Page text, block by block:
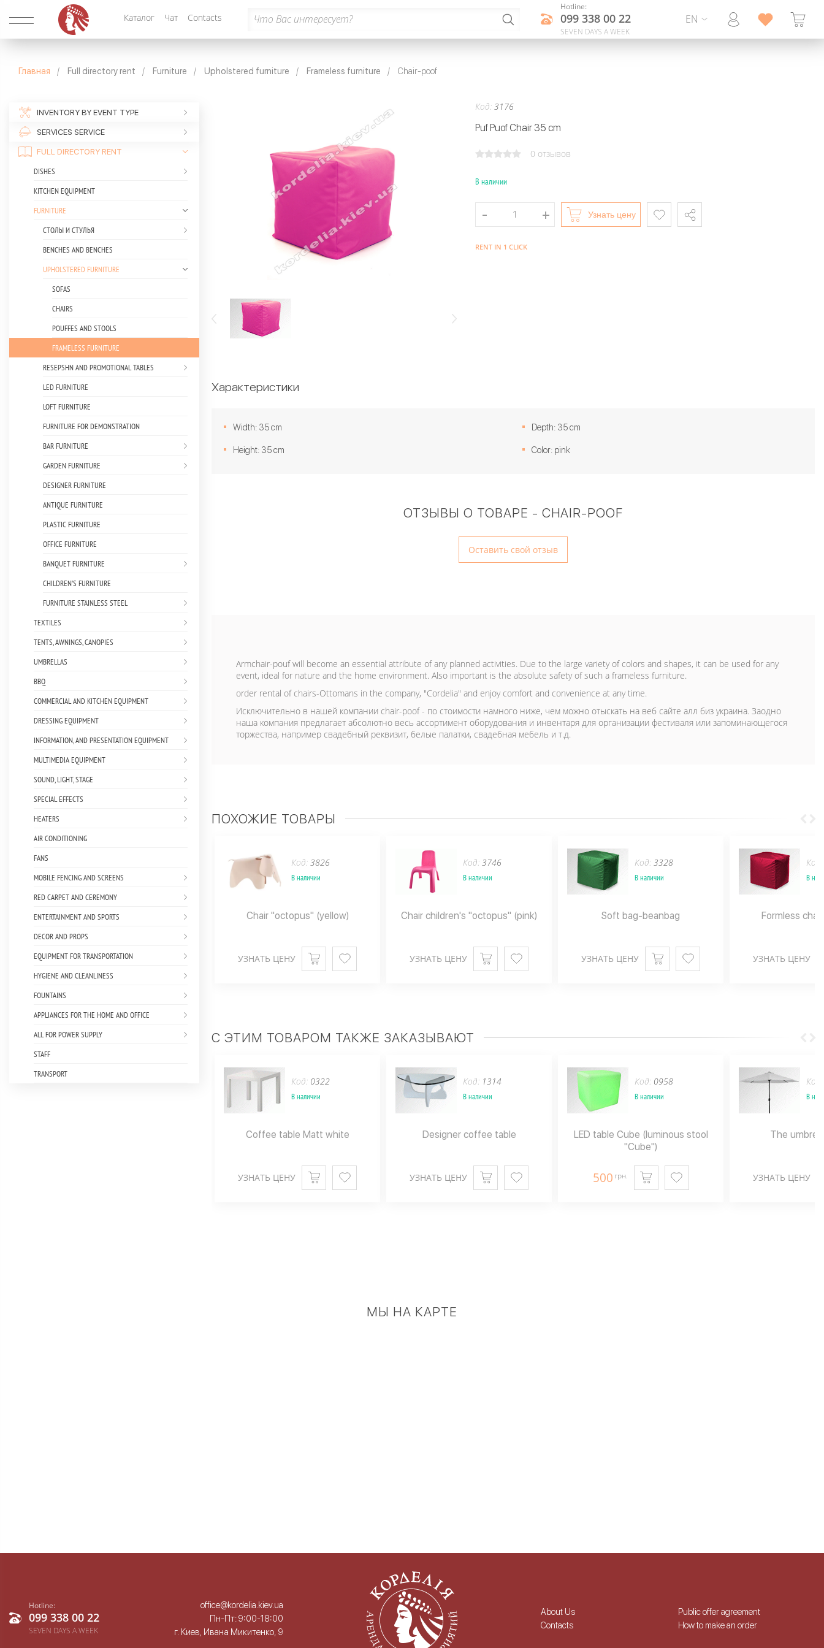
Каталог Чат Contacts
Hotline:
099 338 00 22
SEVEN DAYS A WEEK
EN
Главная Full directory rent Furniture Upholstered furniture Frameless furniture Chair-poof
INVENTORY BY EVENT TYPE
SERVICES SERVICE
FULL DIRECTORY RENT
DISHES
KITCHEN EQUIPMENT
FURNITURE
СТОЛЫ И СТУЛЬЯ
BENCHES AND BENCHES
UPHOLSTERED FURNITURE
SOFAS
CHAIRS
POUFFES AND STOOLS
FRAMELESS FURNITURE
RESEPSHN AND PROMOTIONAL TABLES
LED FURNITURE
LOFT FURNITURE
FURNITURE FOR DEMONSTRATION
BAR FURNITURE
GARDEN FURNITURE
DESIGNER FURNITURE
ANTIQUE FURNITURE
PLASTIC FURNITURE
OFFICE FURNITURE
BANQUET FURNITURE
CHILDREN'S FURNITURE
FURNITURE STAINLESS STEEL
TEXTILES
TENTS, AWNINGS, CANOPIES
UMBRELLAS
BBQ
COMMERCIAL AND KITCHEN EQUIPMENT
DRESSING EQUIPMENT
INFORMATION, AND PRESENTATION EQUIPMENT
MULTIMEDIA EQUIPMENT
SOUND, LIGHT, STAGE
SPECIAL EFFECTS
HEATERS
AIR CONDITIONING
FANS
MOBILE FENCING AND SCREENS
RED CARPET AND CEREMONY
ENTERTAINMENT AND SPORTS
DECOR AND PROPS
EQUIPMENT FOR TRANSPORTATION
HYGIENE AND CLEANLINESS
FOUNTAINS
APPLIANCES FOR THE HOME AND OFFICE
ALL FOR POWER SUPPLY
STAFF
TRANSPORT
Код: 3176
Puf Puof Chair 35 cm
0 отзывов
В наличии
Узнать цену
RENT IN 1 CLICK
Характеристики
Width: 35 cm
Height: 35 cm
Depth: 35 cm
Color: pink
ОТЗЫВЫ О ТОВАРЕ - CHAIR-POOF
Оставить свой отзыв
Armchair-pouf will become an essential attribute of any planned activities. Due to the large variety of colors and shapes, it can be used for any
event, ideal for nature and the home environment. Also important is the absolute safety of such a frameless furniture.
order rental of chairs-Ottomans in the company, "Cordelia" and enjoy comfort and convenience at any time.
Исключительно в нашей компании chair-poof - по стоимости намного ниже, чем можно отыскать на веб сайте алл биз украина. Заодно
наша компания предлагает абсолютно весь ассортимент оборудования и инвентаря для организации фестиваля или запоминающегося
торжества, например свадебный реквизит, белые палатки, свадебная мебель и т.д.
ПОХОЖИЕ ТОВАРЫ
Код: 3826
В наличии
Chair "octopus" (yellow)
УЗНАТЬ ЦЕНУ
Код: 3746
В наличии
Chair children's "octopus" (pink)
УЗНАТЬ ЦЕНУ
Код: 3328
В наличии
Soft bag-beanbag
УЗНАТЬ ЦЕНУ
В
Formless
УЗНАТЬ ЦЕНУ
С ЭТИМ ТОВАРОМ ТАКЖЕ ЗАКАЗЫВАЮТ
Код: 0322
В наличии
Coffee table Matt white
УЗНАТЬ ЦЕНУ
Код: 1314
В наличии
Designer coffee table
УЗНАТЬ ЦЕНУ
Код: 0958
В наличии
LED table Cube (luminous stool
"Cube")
500 грн.
В
The
УЗНАТЬ ЦЕНУ
МЫ НА КАРТЕ
Hotline:
099 338 00 22
SEVEN DAYS A WEEK
office@kordelia.kiev.ua
Пн-Пт: 9:00-18:00
г. Киев, Ивана Микитенко, 9
About Us
Contacts
Public offer agreement
How to make an order